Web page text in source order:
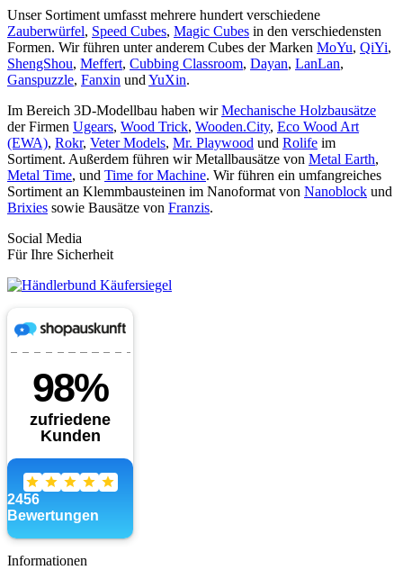
Unser Sortiment umfasst mehrere hundert verschiedene
Zauberwürfel, Speed Cubes, Magic Cubes in den verschiedensten
Formen. Wir führen unter anderem Cubes der Marken MoYu, QiYi,
ShengShou, Meffert, Cubbing Classroom, Dayan, LanLan,
Ganspuzzle, Fanxin und YuXin.
Im Bereich 3D-Modellbau haben wirMechanische Holzbausätze
der Firmen Ugears, Wood Trick, Wooden.City, Eco Wood Art
(EWA), Rokr, Veter Models, Mr. Playwood und Rolife im
Sortiment. Außerdem führen wir Metallbausätze von Metal Earth,
Metal Time, und Time for Machine. Wir führen ein umfangreiches
Sortiment an Klemmbausteinen im Nanoformat von Nanoblock und
Brixies sowie Bausätze von Franzis.
Social Media
Für Ihre Sicherheit
Informationen